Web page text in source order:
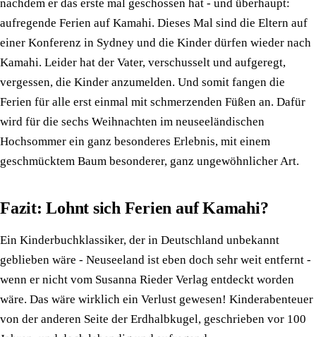
nachdem er das erste mal geschossen hat - und überhaupt:
aufregende Ferien auf Kamahi. Dieses Mal sind die Eltern auf
einer Konferenz in Sydney und die Kinder dürfen wieder nach
Kamahi. Leider hat der Vater, verschusselt und aufgeregt,
vergessen, die Kinder anzumelden. Und somit fangen die
Ferien für alle erst einmal mit schmerzenden Füßen an. Dafür
wird für die sechs Weihnachten im neuseeländischen
Hochsommer ein ganz besonderes Erlebnis, mit einem
geschmücktem Baum besonderer, ganz ungewöhnlicher Art.
Fazit: Lohnt sich Ferien auf Kamahi?
Ein Kinderbuchklassiker, der in Deutschland unbekannt
geblieben wäre - Neuseeland ist eben doch sehr weit entfernt -
wenn er nicht vom Susanna Rieder Verlag entdeckt worden
wäre. Das wäre wirklich ein Verlust gewesen! Kinderabenteuer
von der anderen Seite der Erdhalbkugel, geschrieben vor 100